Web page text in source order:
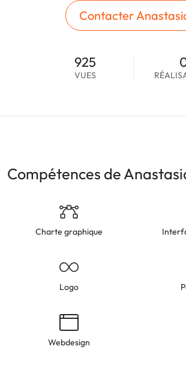
Contacter
925
VUES
Compétences de
Charte graphique
Logo
Webdesign